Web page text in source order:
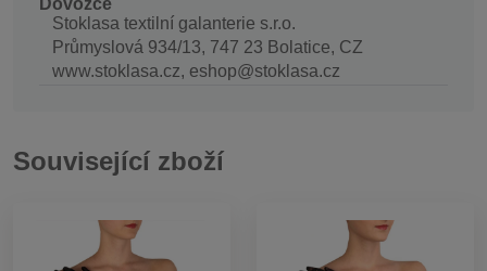
Stoklasa textilní galanterie s.r.o.
Průmyslová 934/13, 747 23 Bolatice, CZ
www.stoklasa.cz, eshop@stoklasa.cz
Související zboží